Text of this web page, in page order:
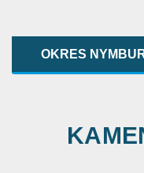
OKRES